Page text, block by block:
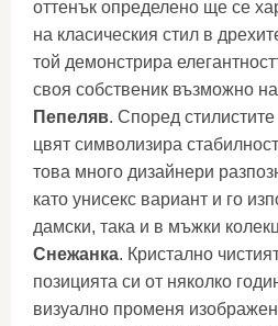
оттенък определено ще се
на класическия стил в
той демонстрира
своя собственик възможно
Пепеляв. Според
цвят символизира
това много дизайнери
като унисекс вариант и го
дамски, така и в мъжки
Снежанка. Кристално
позицията си от няколко
визуално променя